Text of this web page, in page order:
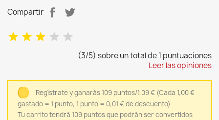
Compartir
(3/5) sobre un total de 1 puntuaciones
Leer las opiniones
Regístrate y ganarás 109 puntos/1,09 € (Cada 1,00 €
gastado = 1 punto, 1 punto = 0,01 € de descuento)
Tu carrito tendrá 109 puntos que podrán ser convertidos